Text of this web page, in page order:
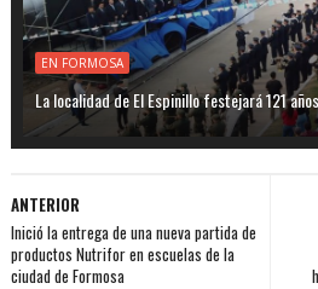
EN FORMOSA
La localidad de El Espinillo festejará 121
ANTERIOR
Inició la entrega de una nueva partida de
productos Nutrifor en escuelas de la
ciudad de Formosa